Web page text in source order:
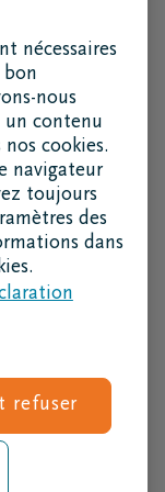
nécessaires
bon
nous
un contenu
cookies.
navigateur
toujours
des
dans
refuser